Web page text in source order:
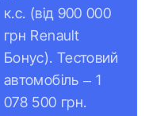
к.с. (від 900 000
грн Renault
Бонус). Тестовий
автомобіль – 1
078 500 грн.